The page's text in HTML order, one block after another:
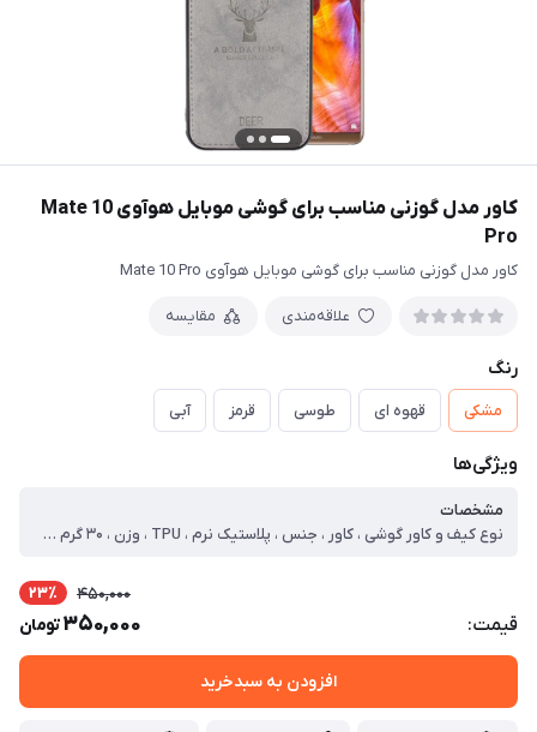
کاور مدل گوزنی مناسب برای گوشی موبایل هوآوی Mate 10
Pro
کاور مدل گوزنی مناسب برای گوشی موبایل هوآوی Mate 10 Pro
علاقه‌مندی مقایسه
رنگ
مشکی قهوه ای طوسی قرمز آبی
ویژگی‌ها
مشخصات
نوع کیف و کاور گوشی ، کاور ، جنس ، پلاستیک نرم ، TPU ، وزن ، ۳۰ گرم ، سازگار با گوشی موبایل ، Huawei Mate ۱۰ Pro ، ساختار ، مات ، سطح پوشش ، قاب پشتی ، لبه بالایی ، لبه چپ ، لبه پایینی ، لبه راست ، حفاظت از دکمه‌ها ، ویژگی‌های کیف و کاور ، پشتیبانی از شارژ بی‌سیم ، مقاوم در برابر خط و خش ، لبه های برجسته برای محافظت دوربین ، لبه های برجسته برای محافظت صفحه نمایش ، سایر توضیحات ، جنس پارچه درجه یک . دوخت تمیز و مقاوم . انعطاف پذیر . دسترسی اسان به درگاه ها . مقاوم در برابر خط و خش . چرم مصنوعی . محافظ لنز
قیمت:
450,000 23٪
350,000تومان
افزودن به سبدخرید